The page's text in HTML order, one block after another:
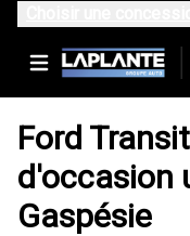
Ford
d'occasion
Gaspésie